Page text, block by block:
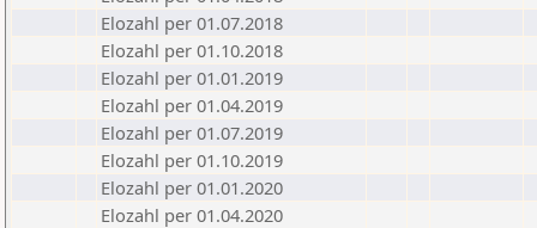
Elozahl per 01.07.2018
Elozahl per 01.10.2018
Elozahl per 01.01.2019
Elozahl per 01.04.2019
Elozahl per 01.07.2019
Elozahl per 01.10.2019
Elozahl per 01.01.2020
Elozahl per 01.04.2020